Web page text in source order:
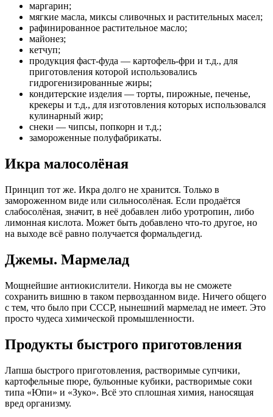
маргарин;
мягкие масла, миксы сливочных и растительных масел;
рафинированное растительное масло;
майонез;
кетчуп;
продукция фаст-фуда — картофель-фри и т.д., для
приготовления которой использовались
гидрогенизированные жиры;
кондитерские изделия — торты, пирожные, печенье,
крекеры и т.д., для изготовления которых использовался
кулинарный жир;
снеки — чипсы, попкорн и т.д.;
замороженные полуфабрикаты.
Икра малосолёная
Принцип тот же. Икра долго не хранится. Только в
замороженном виде или сильносолёная. Если продаётся
слабосолёная, значит, в неё добавлен либо уротропин, либо
лимонная кислота. Может быть добавлено что-то другое, но
на выходе всё равно получается формальдегид.
Джемы. Мармелад
Мощнейшие антиокислители. Никогда вы не сможете
сохранить вишню в таком первозданном виде. Ничего общего
с тем, что было при СССР, нынешний мармелад не имеет. Это
просто чудеса химической промышленности.
Продукты быстрого приготовления
Лапша быстрого приготовления, растворимые супчики,
картофельные пюре, бульонные кубики, растворимые соки
типа «Юпи» и «Зуко». Всё это сплошная химия, наносящая
вред организму.